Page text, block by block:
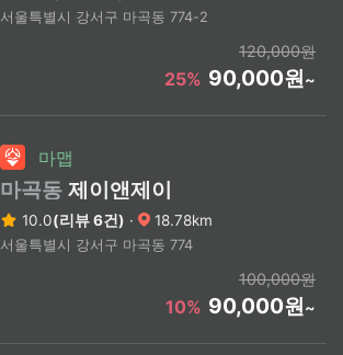
서울특별시 강서구 마곡동 774-2
120,000원
25% 90,000원~
마맵
마곡동 제이앤제이
10.0(리뷰 6건) · 18.78km
서울특별시 강서구 마곡동 774
100,000원
10% 90,000원~